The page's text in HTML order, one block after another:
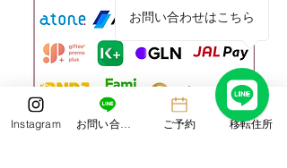
Instagram お問い合わせ ご予約 移転住所
お問い合わせはこちら